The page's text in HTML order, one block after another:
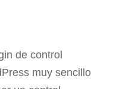
de control
muy sencillo